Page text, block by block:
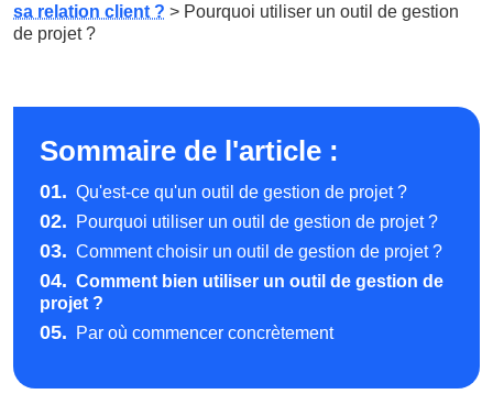
sa relation client ? > Pourquoi utiliser un outil de gestion
de projet ?
Sommaire de l'article :
01. Qu'est-ce qu'un outil de gestion de projet ?
02. Pourquoi utiliser un outil de gestion de projet ?
03. Comment choisir un outil de gestion de projet ?
04. Comment bien utiliser un outil de gestion de
projet ?
05. Par où commencer concrètement